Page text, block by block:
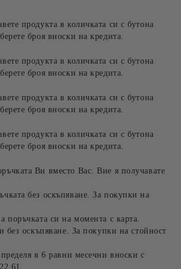
продукта в количката си с бутона
броя вноски на кредита.
продукта в количката си с бутона
броя вноски на кредита.
продукта в количката си с бутона
броя вноски на кредита.
продукта в количката си с бутона
броя вноски на кредита.
Ви вместо Вас. Вие я получавате
без оскъпяване. За покупки на
поръчката си на момента с карта.
без оскъпяване. За покупки на стойност
в 6 равни месечни вноски с